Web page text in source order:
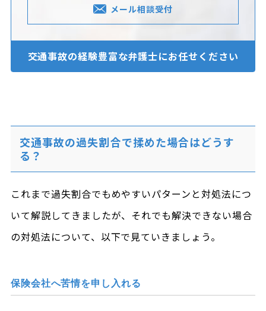
メール相談受付
交通事故の経験豊富な弁護士にお任せください
交通事故の過失割合で揉めた場合はどうす
る？
これまで過失割合でもめやすいパターンと対処法につ
いて解説してきましたが、それでも解決できない場合
の対処法について、以下で見ていきましょう。
保険会社へ苦情を申し入れる